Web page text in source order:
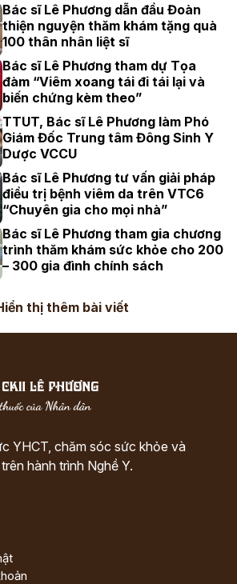
Bác sĩ Lê Phương dẫn đầu Đoàn
thiện nguyện thăm khám tặng quà
100 thân nhân liệt sĩ
Bác sĩ Lê Phương tham dự Tọa
đàm “Viêm xoang tái đi tái lại và
biến chứng kèm theo”
TTUT, Bác sĩ Lê Phương làm Phó
Giám Đốc Trung tâm Đông Sinh Y
Dược VCCU
Bác sĩ Lê Phương tư vấn giải pháp
điều trị bệnh viêm da trên VTC6
“Chuyên gia cho mọi nhà”
Bác sĩ Lê Phương tham gia chương
trình thăm khám sức khỏe cho 200
– 300 gia đình chính sách
thị thêm bài viết
YHCT, chăm sóc sức khỏe và
hành trình Nghề Y.